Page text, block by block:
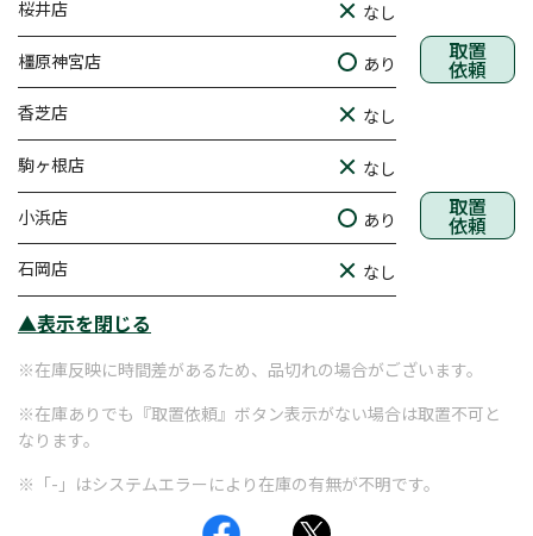
桜井店 なし
橿原神宮店 あり 取置
依頼
香芝店 なし
駒ヶ根店 なし
小浜店 あり 取置
依頼
石岡店 なし
▲表示を閉じる
※在庫反映に時間差があるため、品切れの場合がございます。
※在庫ありでも『取置依頼』ボタン表示がない場合は取置不可と
なります。
※「-」はシステムエラーにより在庫の有無が不明です。